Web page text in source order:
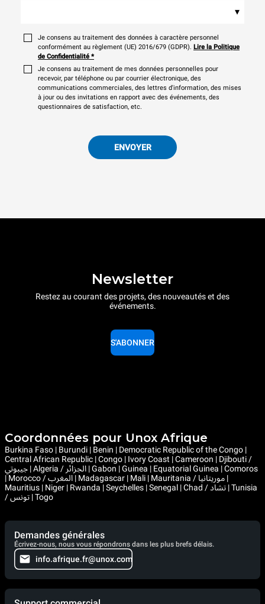
▾
Je consens au traitement des données à caractère personnel
conformément au règlement (UE) 2016/679 (GDPR). Lire la Politique
de Confidentialité *
Je consens au traitement de mes données personnelles pour
recevoir, par téléphone ou par courrier électronique, des
communications commerciales, des lettres d'information, des mises
à jour ou des invitations en rapport avec des événements, des
questionnaires de satisfaction, etc.
ENVOYER
Newsletter
Restez au courant des projets, des nouveautés et des
événements.
S'ABONNER
Coordonnées pour Unox Afrique
Burkina Faso | Burundi | Benin | Democratic Republic of the Congo |
Central African Republic | Congo | Ivory Coast | Cameroon | Djibouti /
جيبوتي | Algeria / الجزائر | Gabon | Guinea | Equatorial Guinea | Comoros
| Morocco / المغرب | Madagascar | Mali | Mauritania / موريتانيا |
Mauritius | Niger | Rwanda | Seychelles | Senegal | Chad / تشاد | Tunisia
/ تونس | Togo
Demandes générales
Écrivez-nous, nous vous répondrons dans les plus brefs délais.
info.afrique.fr@unox.com